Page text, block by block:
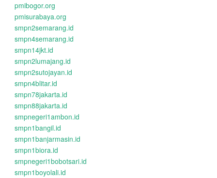
pmibogor.org
pmisurabaya.org
smpn2semarang.id
smpn4semarang.id
smpn14jkt.id
smpn2lumajang.id
smpn2sutojayan.id
smpn4blitar.id
smpn78jakarta.id
smpn88jakarta.id
smpnegeri1ambon.id
smpn1bangil.id
smpn1banjarmasin.id
smpn1biora.id
smpnegeri1bobotsari.id
smpn1boyolali.id